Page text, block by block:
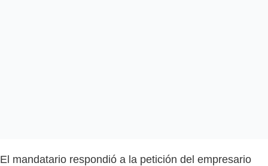
El mandatario respondió a la petición del empresario